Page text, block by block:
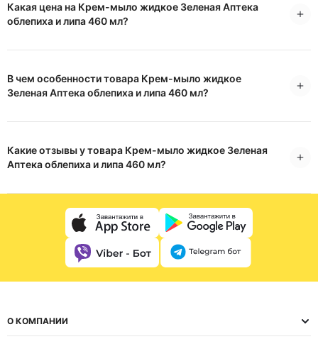
Какая цена на Крем-мыло жидкое Зеленая Аптека
облепиха и липа 460 мл?
В чем особенности товара Крем-мыло жидкое
Зеленая Аптека облепиха и липа 460 мл?
Какие отзывы у товара Крем-мыло жидкое Зеленая
Аптека облепиха и липа 460 мл?
О КОМПАНИИ